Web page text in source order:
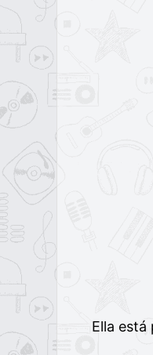
Ella está